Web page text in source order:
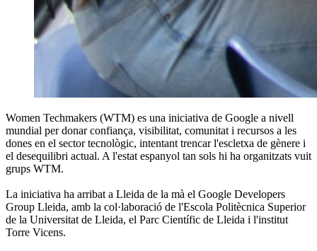
Women Techmakers (WTM) es una iniciativa de Google a nivell
mundial per donar confiança, visibilitat, comunitat i recursos a les
dones en el sector tecnològic, intentant trencar l'escletxa de gènere i
el desequilibri actual. A l'estat espanyol tan sols hi ha organitzats vuit
grups WTM.
La iniciativa ha arribat a Lleida de la mà el Google Developers
Group Lleida, amb la col·laboració de l'Escola Politècnica Superior
de la Universitat de Lleida, el Parc Científic de Lleida i l'institut
Torre Vicens.